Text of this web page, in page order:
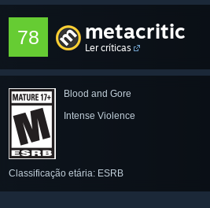
78 metacritic
Ler críticas
Blood and Gore
Intense Violence
Classificação etária: ESRB